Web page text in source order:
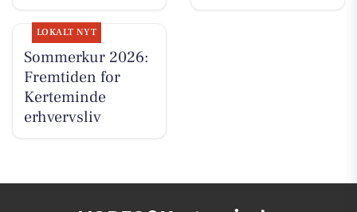
LOKALT NYT
Sommerkur 2026:
Fremtiden for
Kerteminde
erhvervsliv